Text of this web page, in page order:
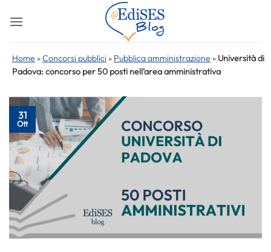
Home »Concorsi pubblici » Pubblica amministrazione » Università di
Padova: concorso per 50 posti nell’area amministrativa
31
Ott